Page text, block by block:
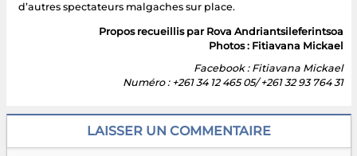
d’autres spectateurs malgaches sur place.
Propos recueillis par Rova Andriantsileferintsoa
Photos : Fitiavana Mickael
Facebook : Fitiavana Mickael
Numéro : +261 34 12 465 05/ +261 32 93 764 31
LAISSER UN COMMENTAIRE